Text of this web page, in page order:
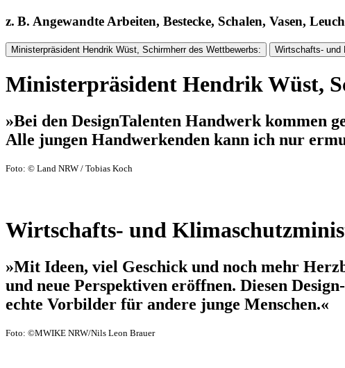
z. B. Angewandte Arbeiten, Bestecke, Schalen, Vasen,
Ministerpräsident Hendrik Wüst, Schirmherr des Wettbewerbs: Wirtschafts- und
Ministerpräsident Hendrik Wüst,
»Bei den DesignTalenten Handwerk kommen
Alle jungen Handwerkenden kann ich nur
Foto: © Land NRW / Tobias Koch
Wirtschafts- und
»Mit Ideen, viel Geschick und noch mehr
und neue Perspektiven eröffnen. Diesen
echte Vorbilder für andere junge Menschen.«
Foto: ©MWIKE NRW/Nils Leon Brauer